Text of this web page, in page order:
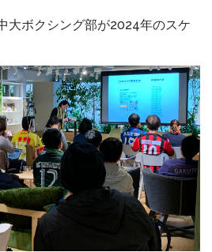
大ボクシング部が2024年のスケ